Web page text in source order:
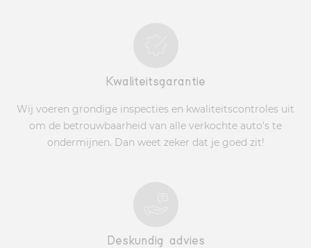
Kwaliteitsgarantie
Wij voeren grondige inspecties en kwaliteitscontroles uit
om de betrouwbaarheid van alle verkochte auto's te
ondermijnen. Dan weet zeker dat je goed zit!
Deskundig advies